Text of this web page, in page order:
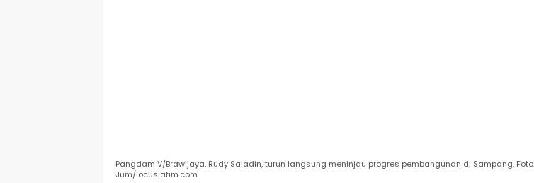
Pangdam V/Brawijaya, Rudy Saladin, turun langsung meninjau progres pembangunan di Sampang.
Jum/locusjatim.com